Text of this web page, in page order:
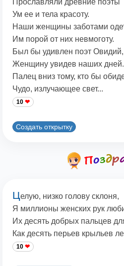
Прославляли древние поэты
Ум ее и тела красоту.
Наши женщины заботами
Им порой от них невмоготу.
Был бы удивлен поэт Овидий,
Женщину увидев наших
Палец вниз тому, кто бы
Чудо, излучающее свет...
10
Создать открытку
Целую, низко голову склоня,
Я миллионы женских рук
Их десять добрых пальцев
Как десять перьев крыльев
10